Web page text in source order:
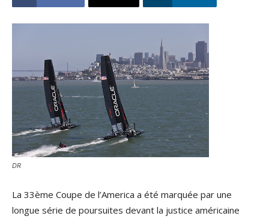
DR
La 33ème Coupe de l’America a été marquée par une
longue série de poursuites devant la justice américaine